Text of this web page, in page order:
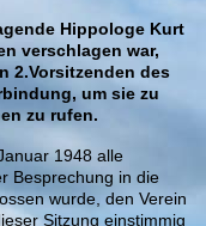
Hippologe Kurt
verschlagen war,
2.Vorsitzenden des
um sie zu
zu rufen.
1948 alle
Besprechung in die
wurde, den Verein
Sitzung einstimmig